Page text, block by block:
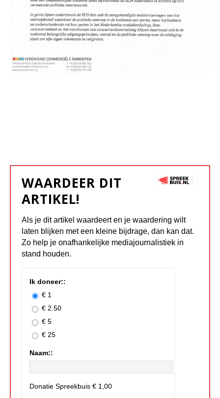
WAARDEER DIT
ARTIKEL!
Als je dit artikel waardeert en je waardering wilt
laten blijken met een kleine bijdrage, dan kan dat.
Zo help je onafhankelijke mediajournalistiek in
stand houden.
Ik doneer::
€ 1
€ 2.50
€ 5
€ 25
Naam::
Donatie Spreekbuis € 1,00